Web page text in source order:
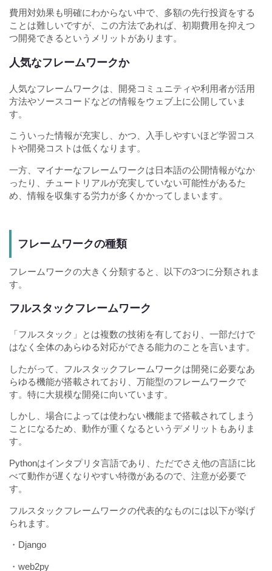
費用対効果も明確にわからない中で、多額の先行投資をする
ことは難しいですが、この方法であれば、初期費用を抑えつ
つ開発できるというメリットがあります。
人気なフレームワークか
人気なフレームワークは、開発コミュニティや利用者が活用
方法やソースコードなどの情報をウェブ上に公開していま
す。
こういった情報が充実し、かつ、入手しやすいほど学習コス
トや開発コストは低くなります。
一方、マイナーなフレームワークは日本語の公開情報がなか
ったり、チュートリアルが充実していない可能性があるた
め、情報を収集する労力が多くかかってしまいます。
フレームワークの種類
フレームワークの大きく分類すると、以下の3つに分類されま
す。
フルスタックフレームワーク
「フルスタック」とは複数の技術を有しており、一部だけで
はなく全体のあらゆる対応ができる能力のことを言います。
したがって、フルスタックフレームワークは開発に必要なあ
らゆる機能が搭載されており、万能型のフレームワークで
す。特に大規模な開発に向いています。
しかし、場合によっては使わない機能まで搭載されてしまう
ことになるため、動作が重くなるというデメリットもありま
す。
Pythonはインタプリタ言語であり、ただでさえ他の言語に比
べて動作が遅くなりやすい特徴があるので、注意が必要で
す。
フルスタックフレームワークの代表的なものには以下が挙げ
られます。
・Django
・web2py